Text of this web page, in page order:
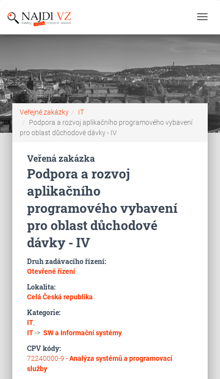
Veřejné zakázky
IT
Podpora a rozvoj aplikačního programového vybavení
pro oblast důchodové dávky - IV
Veřená zakázka
Podpora a rozvoj
aplikačního
programového vybavení
pro oblast důchodové
dávky - IV
Druh zadávacího řízení:
Otevřené řízení
Lokalita:
Celá Česká republika
Kategorie:
IT,
IT-> SW a Informační systémy
CPV kódy:
72240000-9 -Analýza systémů a programovací
služby